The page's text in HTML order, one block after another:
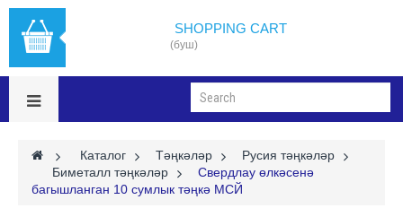
SHOPPING CART
(буш)
> Каталог > Тәңкәләр >
Русия тәңкәләр
Биметалл тәңкәләр >
Свердлау өлкәсенә
багышланган 10 сумлык тәңкә МСЙ